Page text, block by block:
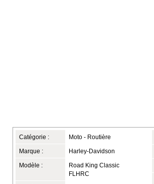
Catégorie : Moto - Routière
Marque : Harley-Davidson
Modèle :
Road King Classic
FLHRC